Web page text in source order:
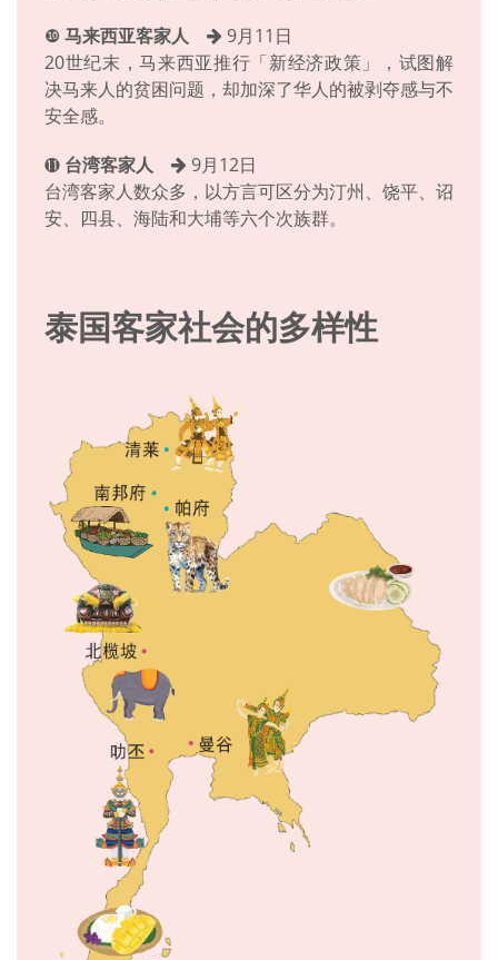
❿ 马来西亚客家人
9月11日
20世纪末，马来西亚推行「新经济政策」，试图解
决马来人的贫困问题，却加深了华人的被剥夺感与不
安全感。
⓫ 台湾客家人
9月12日
台湾客家人数众多，以方言可区分为汀州、饶平、诏
安、四县、海陆和大埔等六个次族群。
泰国客家社会的多样性